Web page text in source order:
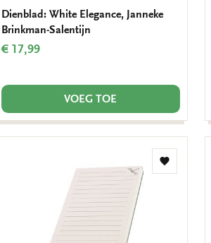
Dienblad: White Elegance, Janneke
Brinkman-Salentijn
€ 17,99
VOEG TOE
Toevoegen